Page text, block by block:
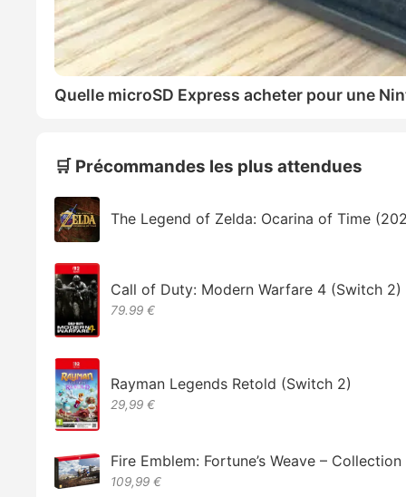
Quelle microSD Express acheter pour une
🛒 Précommandes les plus attendues
The Legend of Zelda: Ocarina of Time
Call of Duty: Modern Warfare 4 (Switch 2)
79.99 €
Rayman Legends Retold (Switch 2)
29,99 €
Fire Emblem: Fortune’s Weave –
109,99 €